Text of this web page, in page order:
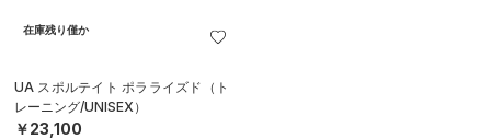
在庫残り僅か
UA スポルテイト ポラライズド（ト
レーニング/UNISEX）
￥23,100